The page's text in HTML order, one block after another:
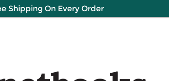
Shipping On Every Order